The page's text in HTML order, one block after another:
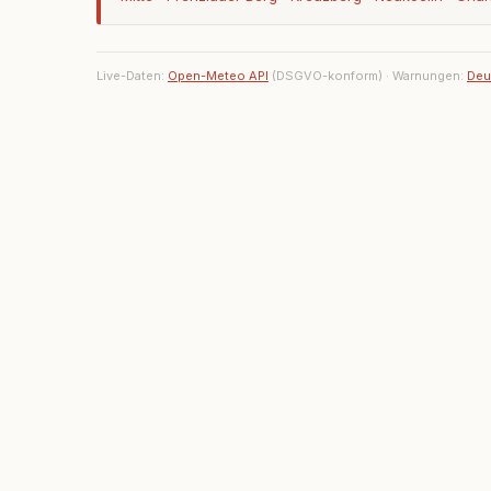
Live-Daten: Open-Meteo API (DSGVO-konform) · Warnungen: